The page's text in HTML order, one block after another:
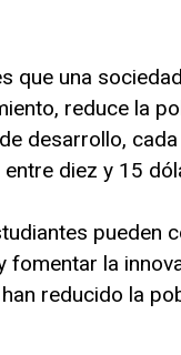
que una
reduce la
desarrollo,
diez y 15
pueden
la
reducido la